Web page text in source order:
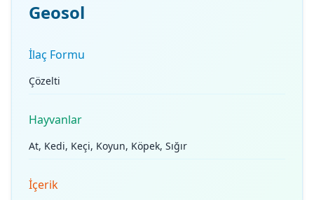
Geosol
İlaç Formu
Çözelti
Hayvanlar
At, Kedi, Keçi, Koyun, Köpek, Sığır
İçerik